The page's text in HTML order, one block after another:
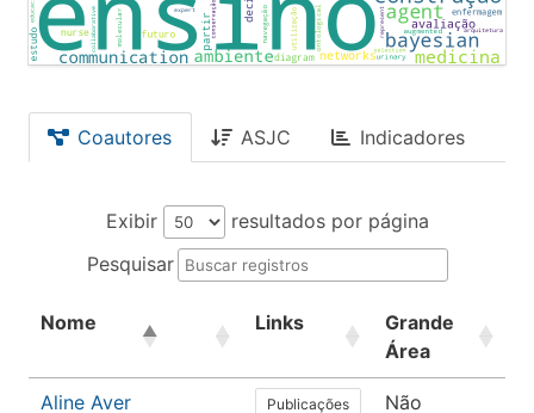
Coautores ASJC Indicadores
Exibir
resultados por página
Pesquisar
Nome Links
Grande
Área
Aline Aver Publicações Não